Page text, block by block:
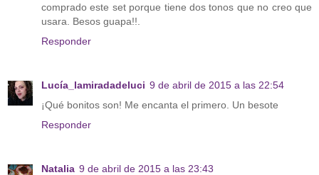
comprado este set porque tiene dos tonos que no creo que
usara. Besos guapa!!.
Responder
Lucía_lamiradadeluci 9 de abril de 2015 a las 22:54
¡Qué bonitos son! Me encanta el primero. Un besote
Responder
Natalia 9 de abril de 2015 a las 23:43